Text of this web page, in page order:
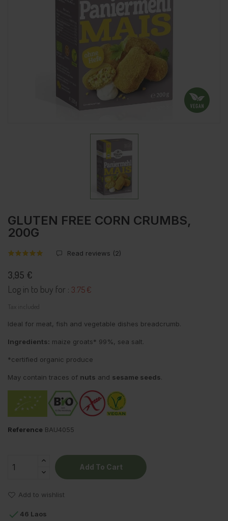
GLUTEN FREE CORN CRUMBS,
200G
Read reviews (2)
3,95 €
Log in to buy for : 3.75 €
Tax included
Ideal for meat, fish and vegetable dishes breadcrumb.
Ingredients: maize groats* 99%, sea salt.
*certified organic produce
May contain traces of nuts and sesame seeds.
Reference BAU4055
Add To Cart
Add to wishlist
 46 Laos